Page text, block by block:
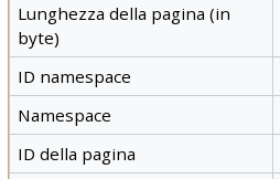
Lunghezza della pagina (in
byte)
ID namespace
Namespace
ID della pagina